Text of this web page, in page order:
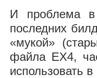
И проблема
последних
«мукой»
файла EX4,
использовать